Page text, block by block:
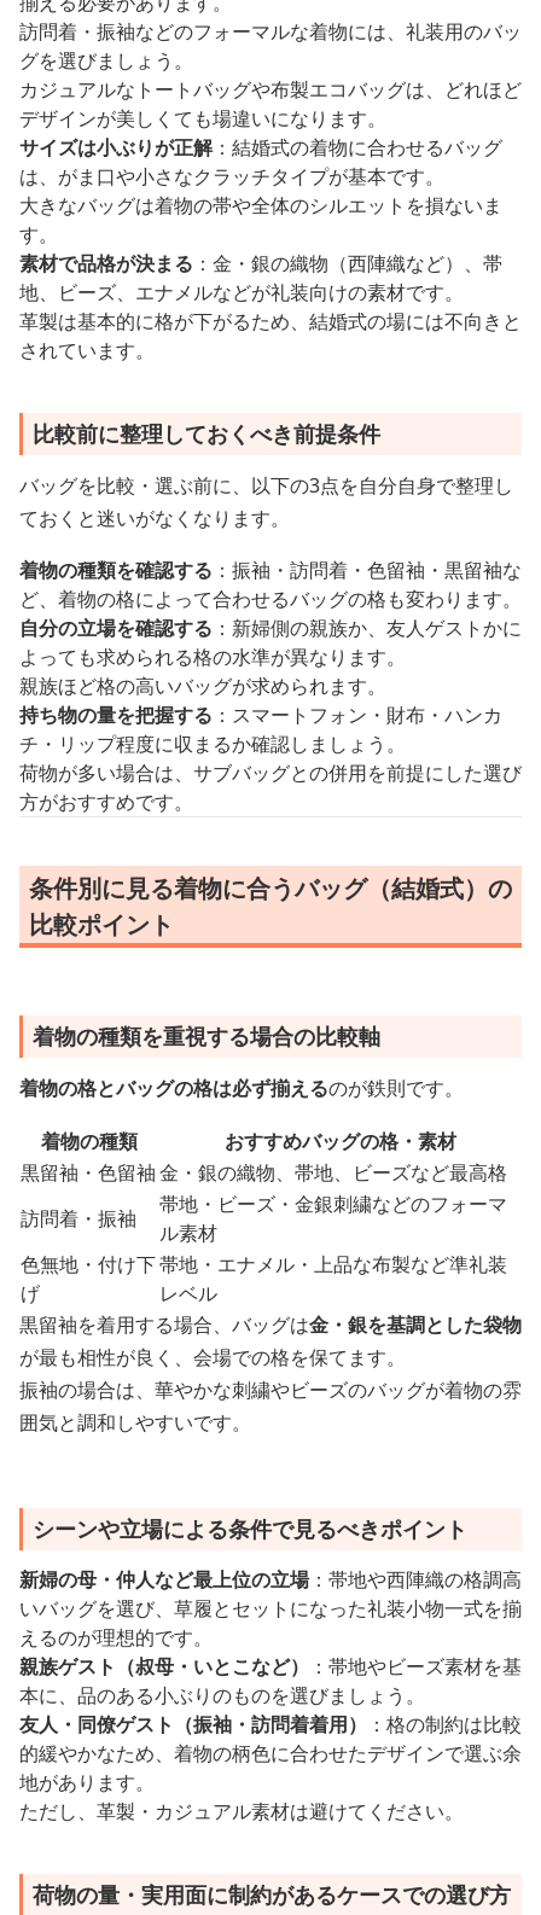
訪問着・振袖などのフォーマルな着物には、礼装用のバッ
グを選びましょう。
カジュアルなトートバッグや布製エコバッグは、どれほど
デザインが美しくても場違いになります。
サイズは小ぶりが正解：結婚式の着物に合わせるバッグ
は、がま口や小さなクラッチタイプが基本です。
大きなバッグは着物の帯や全体のシルエットを損ないま
す。
素材で品格が決まる ：金・銀の織物（西陣織など）、帯
地、ビーズ、エナメルなどが礼装向けの素材です。
革製は基本的に格が下がるため、結婚式の場には不向きと
されています。
比較前に整理しておくべき前提条件
バッグを比較・選ぶ前に、以下の3点を自分自身で整理し
ておくと迷いがなくなります。
着物の種類を確認する ：振袖・訪問着・色留袖・黒留袖な
ど、着物の格によって合わせるバッグの格も変わります。
自分の立場を確認する ：新婦側の親族か、友人ゲストかに
よっても求められる格の水準が異なります。
親族ほど格の高いバッグが求められます。
持ち物の量を把握する ：スマートフォン・財布・ハンカ
チ・リップ程度に収まるか確認しましょう。
荷物が多い場合は、サブバッグとの併用を前提にした選び
方がおすすめです。
条件別に見る着物に合うバッグ（結婚式）の
比較ポイント
着物の種類を重視する場合の比較軸
着物の格とバッグの格は必ず揃えるのが鉄則です。
着物の種類
おすすめバッグの格・素材
黒留袖・色留袖金・銀の織物、帯地、ビーズなど最高格
訪問着・振袖
帯地・ビーズ・金銀刺繍などのフォーマ
ル素材
色無地・付け下
げ
帯地・エナメル・上品な布製など準礼装
レベル
黒留袖を着用する場合、バッグは金・銀を基調とした袋物
が最も相性が良く、会場での格を保てます。
振袖の場合は、華やかな刺繍やビーズのバッグが着物の雰
囲気と調和しやすいです。
シーンや立場による条件で見るべきポイント
新婦の母・仲人など最上位の立場：帯地や西陣織の格調高
いバッグを選び、草履とセットになった礼装小物一式を揃
えるのが理想的です。
親族ゲスト（叔母・いとこなど）
：帯地やビーズ素材を基
本に、品のある小ぶりのものを選びましょう。
友人・同僚ゲスト（振袖・訪問着着用）
：格の制約は比較
的緩やかなため、着物の柄色に合わせたデザインで選ぶ余
地があります。
ただし、革製・カジュアル素材は避けてください。
荷物の量・実用面に制約があるケースでの選び方